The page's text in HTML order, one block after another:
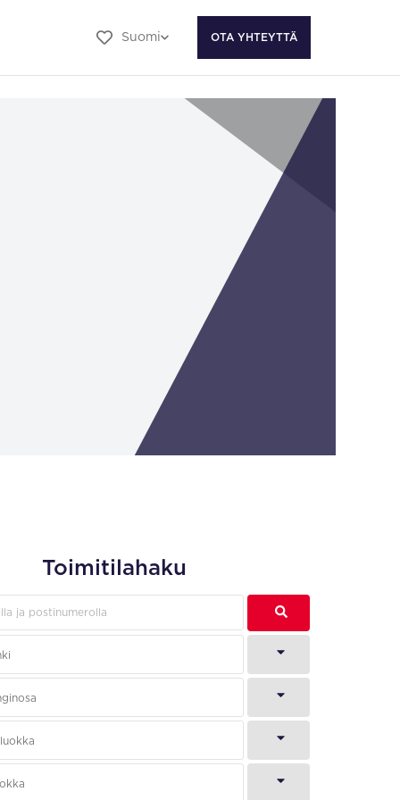
Suomi OTA YHTEYTTÄ
Toimitilahaku